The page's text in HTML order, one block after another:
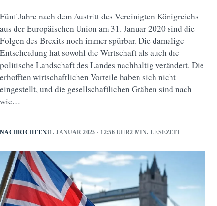
Fünf Jahre nach dem Austritt des Vereinigten Königreichs
aus der Europäischen Union am 31. Januar 2020 sind die
Folgen des Brexits noch immer spürbar. Die damalige
Entscheidung hat sowohl die Wirtschaft als auch die
politische Landschaft des Landes nachhaltig verändert. Die
erhofften wirtschaftlichen Vorteile haben sich nicht
eingestellt, und die gesellschaftlichen Gräben sind nach
wie…
NACHRICHTEN31. JANUAR 2025 · 12:56 UHR2 MIN. LESEZEIT